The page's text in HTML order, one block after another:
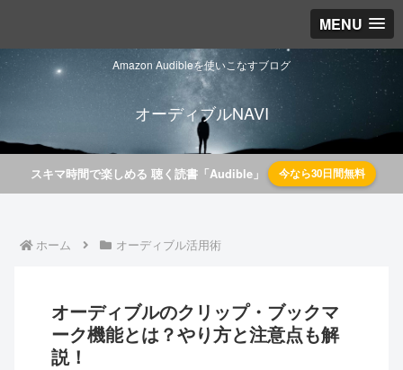
MENU
Amazon Audibleを使いこなすブログ
オーディブルNAVI
スキマ時間で楽しめる 聴く読書「Audible」 今なら30日間無料
ホーム オーディブル活用術
オーディブルのクリップ・ブックマ
ーク機能とは？やり方と注意点も解
説！